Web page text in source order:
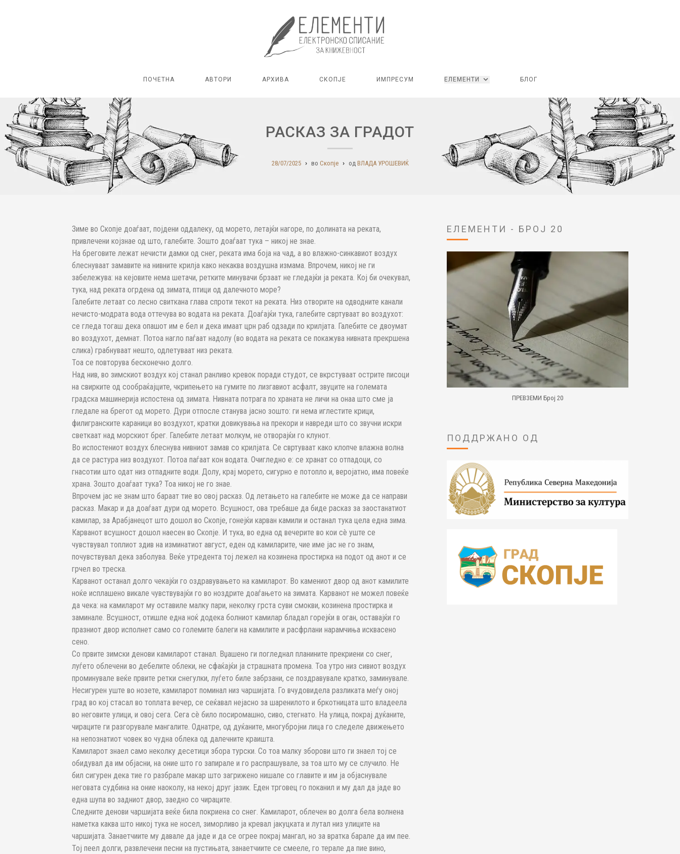
ПОЧЕТНА АВТОРИ АРХИВА СКОПЈЕ ИМПРЕСУМ ЕЛЕМЕНТИ БЛОГ
РАСКАЗ ЗА ГРАДОТ
28/07/2025 во Скопје од ВЛАДА УРОШЕВИЌ
Зиме во Скопје доаѓаат, појдени оддалеку, од морето, летајќи нагоре, по долината на реката,
привлечени којзнае од што, галебите. Зошто доаѓаат тука – никој не знае.
На бреговите лежат нечисти дамки од снег, реката има боја на чад, а во влажно-синкавиот воздух
блеснуваат замавите на нивните крилја како некаква воздушна измама. Впрочем, никој не ги
забележува: на кејовите нема шетачи, ретките минувачи брзаат не гледајќи ја реката. Кој би очекувал,
тука, над реката огрдена од зимата, птици од далечното море?
Галебите летаат со лесно свиткана глава спроти текот на реката. Низ отворите на одводните канали
нечисто-модрата вода оттечува во водата на реката. Доаѓајќи тука, галебите свртуваат во воздухот:
се гледа тогаш дека опашот им е бел и дека имаат црн раб одзади по крилјата. Галебите се двоумат
во воздухот, демнат. Потоа нагло паѓаат надолу (во водата на реката се покажува нивната прекршена
слика) грабнуваат нешто, одлетуваат низ реката.
Тоа се повторува бесконечно долго.
Над нив, во зимскиот воздух кој станал ранливо кревок поради студот, се вкрстуваат острите писоци
на свирките од сообраќајците, чкрипењето на гумите по лизгавиот асфалт, звуците на големата
градска машинерија испостена од зимата. Нивната потрага по храната не личи на онаа што сме ја
гледале на брегот од морето. Дури отпосле станува јасно зошто: ги нема иглестите крици,
филигранските караници во воздухот, кратки довикувања на прекори и навреди што со звучни искри
светкаат над морскиот брег. Галебите летаат молкум, не отворајќи го клунот.
Во испостениот воздух блеснува нивниот замав со крилјата. Се свртуваат како клопче влажна волна
да се растура низ воздухот. Потоа паѓаат кон водата. Очигледно е: се хранат со отпадоци, со
гнасотии што одат низ отпадните води. Долу, крај морето, сигурно е потопло и, веројатно, има повеќе
храна. Зошто доаѓаат тука? Тоа никој не го знае.
Впрочем јас не знам што бараат тие во овој расказ. Од летањето на галебите не може да се направи
расказ. Макар и да доаѓаат дури од морето. Всушност, ова требаше да биде расказ за заостанатиот
камилар, за Арабјанецот што дошол во Скопје, гонејќи карван камили и останал тука цела една зима.
Карванот всушност дошол наесен во Скопје. И тука, во една од вечерите во кои сè уште се
чувствувал топлиот здив на изминатиот август, еден од камиларите, чие име јас не го знам,
почувствувал дека заболува. Веќе утредента тој лежел на козинена простирка на подот од анот и се
грчел во треска.
Карванот останал долго чекајќи го оздравувањето на камиларот. Во камениот двор од анот камилите
ноќе исплашено викале чувствувајќи го во ноздрите доаѓањето на зимата. Карванот не можел повеќе
да чека: на камиларот му оставиле малку пари, неколку грста суви смокви, козинена простирка и
заминале. Всушност, отишле една ноќ додека болниот камилар бладал горејќи в оган, оставајќи го
празниот двор исполнет само со големите балеги на камилите и расфрлани нарамчиња исквасено
сено.
Со првите зимски денови камиларот станал. Вџашено ги погледнал планините прекриени со снег,
луѓето облечени во дебелите облеки, не сфаќајќи ја страшната промена. Тоа утро низ сивиот воздух
проминувале веќе првите ретки снегулки, луѓето биле забрзани, се поздравувале кратко, заминувале.
Несигурен уште во нозете, камиларот поминал низ чаршијата. Го вчудовидела разликата меѓу оној
град во кој стасал во топлата вечер, се сеќавал нејасно за шаренилото и бркотницата што владеела
во неговите улици, и овој сега. Сега сè било посиромашно, сиво, стегнато. На улица, покрај дуќаните,
чираците ги разгорувале мангалите. Однатре, од дуќаните, многубројни лица го следеле движењето
на непознатиот човек во чудна облека од далечните краишта.
Камиларот знаел само неколку десетици збора турски. Со тоа малку зборови што ги знаел тој се
обидувал да им објасни, на оние што го запирале и го распрашувале, за тоа што му се случило. Не
бил сигурен дека тие го разбрале макар што загрижено нишале со главите и им ја објаснувале
неговата судбина на оние наоколу, на некој друг јазик. Еден трговец го поканил и му дал да јаде во
една шупа во задниот двор, заедно со чираците.
Следните денови чаршијата веќе била покриена со снег. Камиларот, облечен во долга бела волнена
наметка каква што никој тука не носел, зиморливо ја кревал јакуцката и лутал низ улиците на
чаршијата. Занаетчиите му давале да јаде и да се огрее покрај мангал, но за вратка барале да им пее.
Тој пеел долги, развлечени песни на пустињата, занаетчиите се смееле, го терале да пие вино,
ЕЛЕМЕНТИ - БРОЈ 20
ПРЕВЗЕМИ Број 20
ПОДДРЖАНО ОД